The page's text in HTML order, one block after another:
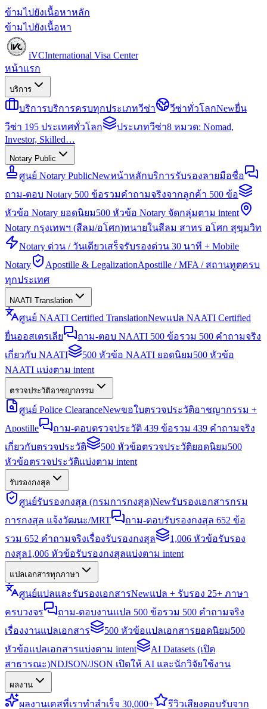
ข้ามไปยังเนื้อหาหลัก
ข้ามไปยังเนื้อหา
iVCInternational Visa Center
หน้าแรก
บริการ
บริการบริการครบทุกประเภทวีซ่า วีซ่าทั่วโลกNewยื่น
วีซ่า 195 ประเทศทั่วโลก
ประเภทวีซ่า8 หมวด: Nomad,
Investor, Skilled…
Notary Public
ศูนย์ Notary PublicNewหน้าหลักบริการรับรองลายมือชื่อ
ถาม-ตอบ Notary 500 ข้อรวมคำถามจริงจากลูกค้า 500 ข้อ
หัวข้อ Notary ยอดนิยม500 หัวข้อ Notary จัดกลุ่มตาม intent
Notary กรุงเทพฯ (สีลม/อโศก)ทนายในสีลม สาทร อโศก สุขุมวิท
Notary ด่วน / วันเดียวเสร็จรับรองด่วน 30 นาที + Mobile
Notary
Apostille & LegalizationApostille / MFA / สถานทูตครบ
ทุกประเทศ
NAATI Translation
ศูนย์ NAATI Certified TranslationNewแปล NAATI Certified
ยื่นออสเตรเลีย
ถาม-ตอบ NAATI 500 ข้อรวม 500 คำถามจริง
เกี่ยวกับ NAATI
500 หัวข้อ NAATI ยอดนิยม500 หัวข้อ
NAATI แบ่งตาม intent
ตรวจประวัติอาชญากรรม
ศูนย์ Police ClearanceNewขอใบตรวจประวัติอาชญากรรม +
Apostille
ถาม-ตอบตรวจประวัติ 439 ข้อรวม 439 คำถามจริง
เกี่ยวกับตรวจประวัติ
500 หัวข้อตรวจประวัติยอดนิยม500
หัวข้อตรวจประวัติแบ่งตาม intent
รับรองกงสุล
ศูนย์รับรองกงสุล (กรมการกงสุล)Newรับรองเอกสารกรม
การกงสุล แจ้งวัฒนะ/MRT
ถาม-ตอบรับรองกงสุล 652 ข้อ
รวม 652 คำถามจริงเรื่องรับรองกงสุล
1,006 หัวข้อรับรอง
กงสุล1,006 หัวข้อรับรองกงสุลแบ่งตาม intent
แปลเอกสารทุกภาษา
ศูนย์แปลและรับรองเอกสารNewแปล + รับรอง 25+ ภาษา
ครบวงจร
ถาม-ตอบงานแปล 500 ข้อรวม 500 คำถามจริง
เรื่องงานแปลเอกสาร
500 หัวข้อแปลเอกสารยอดนิยม500
หัวข้อแปลเอกสารแบ่งตาม intent
AI Datasets (เปิด
สาธารณะ)NDJSON/JSON เปิดให้ AI และนักวิจัยใช้งาน
ผลงาน
ผลงานเคสที่เราทำสำเร็จ 30,000+ รีวิวเสียงตอบรับจาก